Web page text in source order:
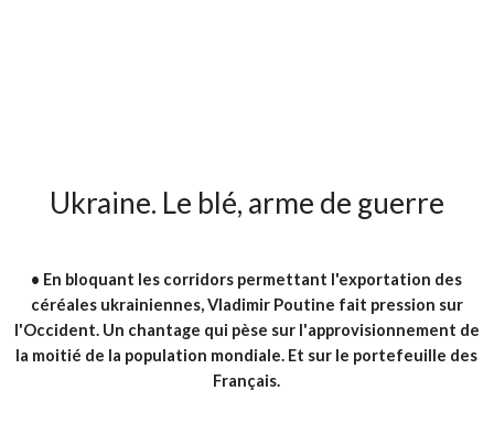
Ukraine. Le blé, arme de guerre
• En bloquant les corridors permettant l'exportation des
céréales ukrainiennes, Vladimir Poutine fait pression sur
l'Occident. Un chantage qui pèse sur l'approvisionnement de
la moitié de la population mondiale. Et sur le portefeuille des
Français.